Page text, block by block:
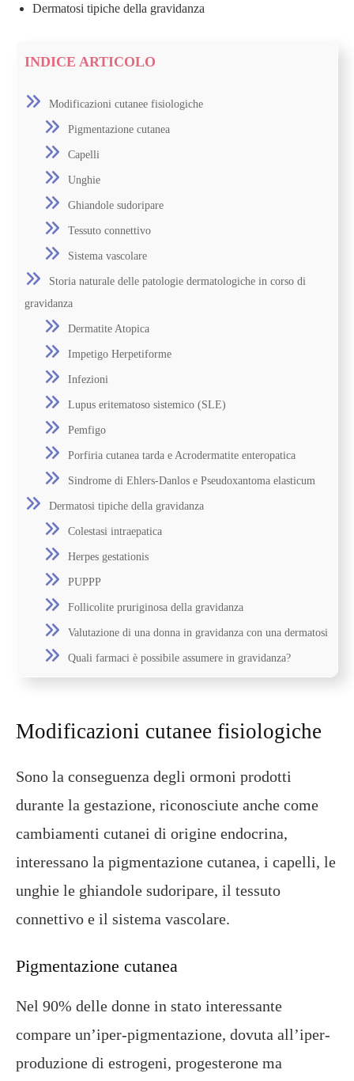
Dermatosi tipiche della gravidanza
INDICE ARTICOLO
Modificazioni cutanee fisiologiche
Pigmentazione cutanea
Capelli
Unghie
Ghiandole sudoripare
Tessuto connettivo
Sistema vascolare
Storia naturale delle patologie dermatologiche in corso di
gravidanza
Dermatite Atopica
Impetigo Herpetiforme
Infezioni
Lupus eritematoso sistemico (SLE)
Pemfigo
Porfiria cutanea tarda e Acrodermatite enteropatica
Sindrome di Ehlers-Danlos e Pseudoxantoma elasticum
Dermatosi tipiche della gravidanza
Colestasi intraepatica
Herpes gestationis
PUPPP
Follicolite pruriginosa della gravidanza
Valutazione di una donna in gravidanza con una dermatosi
Quali farmaci è possibile assumere in gravidanza?
Modificazioni cutanee fisiologiche
Sono la conseguenza degli ormoni prodotti
durante la gestazione, riconosciute anche come
cambiamenti cutanei di origine endocrina,
interessano la pigmentazione cutanea, i capelli, le
unghie le ghiandole sudoripare, il tessuto
connettivo e il sistema vascolare.
Pigmentazione cutanea
Nel 90% delle donne in stato interessante
compare un’iper-pigmentazione, dovuta all’iper-
produzione di estrogeni, progesterone ma